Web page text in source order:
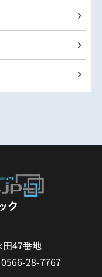
ク
47番地
28-7767